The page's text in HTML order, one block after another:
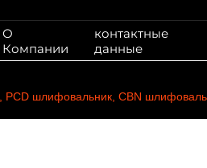
О
Компании
контактные
данные
шлифовальник, CBN